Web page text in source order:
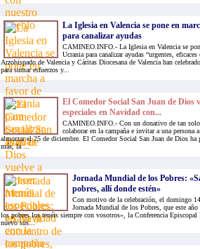
La Iglesia en Valencia se pone en
para canalizar ayudas
CAMINEO.INFO.- La Iglesia en Valencia se
Ucrania para canalizar ayudas “urgentes,
Arzobispado de Valencia y Cáritas Diocesana de Valencia han
para sumar esfuerzos y...
El Comedor Social San Juan de Dios
especiales en Navidad con...
CAMINEO.INFO.- Con un donativo de tan solo
colaborar en la campaña e invitar a una persona
almorzar el 25 de diciembre. El Comedor Social San Juan de Dios ha
más, la ...
Jornada Mundial de los Pobres:
pobres, allí donde estén»
Con motivo de la celebración, el domingo
Jornada Mundial de los Pobres, que este
los pobres los tenéis siempre con vosotros», la Conferencia Episcopal
nuevo sus...